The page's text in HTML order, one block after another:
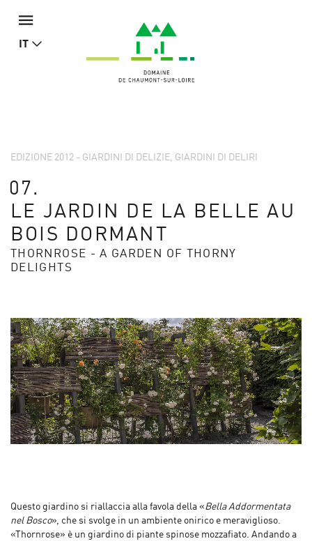
IT
EDIZIONE 2012 - GIARDINI DI DELIZIE, GIARDINI DI DELIRI
07.
LE JARDIN DE LA BELLE AU
BOIS DORMANT
THORNROSE - A GARDEN OF THORNY
DELIGHTS
Questo giardino si riallaccia alla favola della «Bella Addormentata
nel Bosco», che si svolge in un ambiente onirico e meraviglioso.
«Thornrose» è un giardino di piante spinose mozzafiato. Andando a